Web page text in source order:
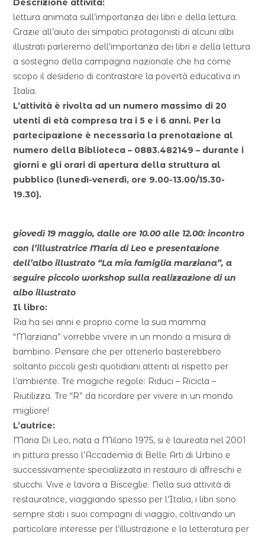
Descrizione attività:
lettura animata sull’importanza dei libri e della lettura.
Grazie all’aiuto dei simpatici protagonisti di alcuni albi
illustrati parleremo dell’importanza dei libri e della lettura
a sostegno della campagna nazionale che ha come
scopo il desiderio di contrastare la povertà educativa in
Italia.
L’attività è rivolta ad un numero massimo di 20
utenti di età compresa tra i 5 e i 6 anni. Per la
partecipazione è necessaria la prenotazione al
numero della Biblioteca – 0883.482149 – durante i
giorni e gli orari di apertura della struttura al
pubblico (lunedì-venerdì, ore 9.00-13.00/15.30-
19.30).
giovedì 19 maggio, dalle ore 10.00 alle 12.00: incontro
con l’illustratrice Maria di Leo e presentazione
dell’albo illustrato “La mia famiglia marziana”, a
seguire piccolo workshop sulla realizzazione di un
albo illustrato
Il libro:
Ria ha sei anni e proprio come la sua mamma
“Marziana” vorrebbe vivere in un mondo a misura di
bambino. Pensare che per ottenerlo basterebbero
soltanto piccoli gesti quotidiani attenti al rispetto per
l’ambiente. Tre magiche regole: Riduci – Ricicla –
Riutilizza. Tre “R” da ricordare per vivere in un mondo
migliore!
L’autrice:
Maria Di Leo, nata a Milano 1975, si è laureata nel 2001
in pittura presso l’Accademia di Belle Arti di Urbino e
successivamente specializzata in restauro di affreschi e
stucchi. Vive e lavora a Bisceglie. Nella sua attività di
restauratrice, viaggiando spesso per l’Italia, i libri sono
sempre stati i suoi compagni di viaggio, coltivando un
particolare interesse per l’illustrazione e la letteratura per